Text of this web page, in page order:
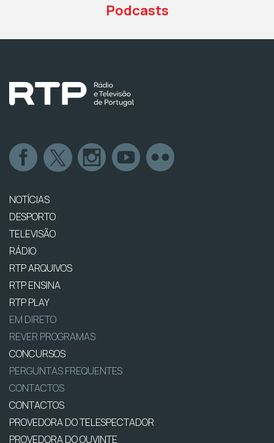
Podcasts
NOTÍCIAS
DESPORTO
TELEVISÃO
RÁDIO
RTP ARQUIVOS
RTP ENSINA
RTP PLAY
EM DIRETO
REVER PROGRAMAS
CONCURSOS
PERGUNTAS FREQUENTES
CONTACTOS
CONTACTOS
PROVEDORA DO TELESPECTADOR
PROVEDORA DO OUVINTE